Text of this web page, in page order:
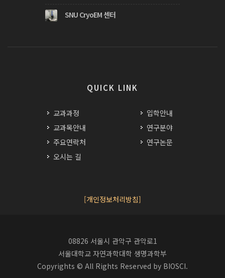
SNU CryoEM 센터
QUICK LINK
교과과정
교과목안내
주요연락처
오시는 길
입학안내
연구분야
연구논문
[개인정보처리방침]
08826 서울시 관악구 관악로1
서울대학교 자연과학대학 생명과학부
Copyrights © All Rights Reserved by BIOSCI.